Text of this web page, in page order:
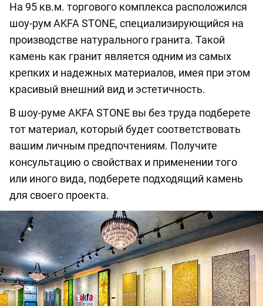
На 95 кв.м. торгового комплекса расположился
шоу-рум AKFA STONE, специализирующийся на
производстве натурального гранита. Такой
камень как гранит является одним из самых
крепких и надежных материалов, имея при этом
красивый внешний вид и эстетичность.
В шоу-руме AKFA STONE вы без труда подберете
тот материал, который будет соответствовать
вашим личным предпочтениям. Получите
консультацию о свойствах и применении того
или иного вида, подберете подходящий камень
для своего проекта.